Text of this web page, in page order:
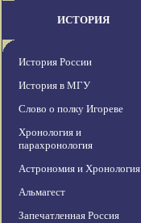
ИСТОРИЯ
История России
История в МГУ
Слово о полку Игореве
Хронология и
парахронология
Астрономия и Хронология
Альмагест
Запечатленная Россия